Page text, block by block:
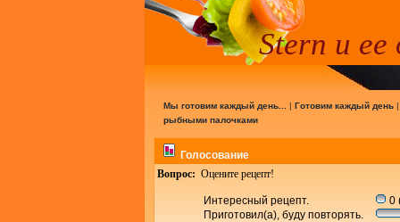
Stern и ее
Мы готовим каждый день... | Готовим каждый день
рыбными палочками
Голосование
Вопрос: Оцените рецепт!
Интересный рецепт.
0
Приготовил(а), буду повторять.